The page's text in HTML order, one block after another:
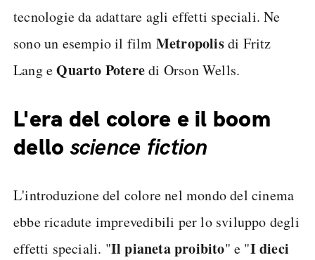
tecnologie da adattare agli effetti speciali. Ne
sono un esempio il film Metropolisdi Fritz
Lang eQuarto Poteredi Orson Wells.
L'era del colore e il boom
delloscience fiction
L'introduzione del colore nel mondo del cinema
ebbe ricadute imprevedibili per lo sviluppo degli
effetti speciali. "Il pianeta proibito" e "I dieci